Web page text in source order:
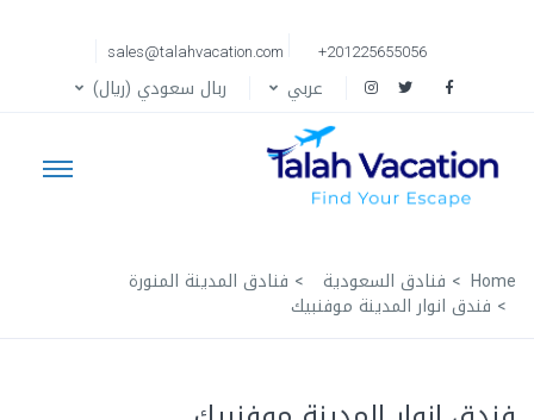
+201225655056
sales@talahvacation.com
عربي ربال سعودي (ريال)
Home فنادق السعودية فنادق المدينة المنورة
فندق انوار المدينة موفنبيك